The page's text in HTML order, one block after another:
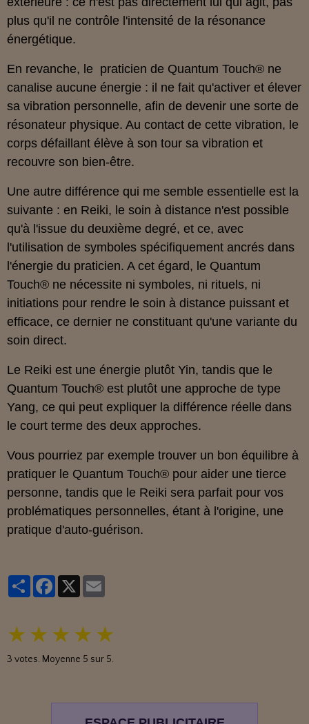
plus qu'il ne contrôle l'intensité de la résonance
énergétique.
En revanche, le praticien de Quantum Touch® ne
canalise aucune énergie : il ne fait qu'activer et élever
sa vibration personnelle, afin de devenir une sorte de
résonateur physique. Au contact de cette vibration, le
corps défaillant élève à son tour sa vibration et
recouvre son bien-être.
Une autre différence qui me semble essentielle est la
suivante : en Reiki, le soin à distance n'est possible
qu'à l'issue du deuxième degré, et ce, avec
l'utilisation de symboles spécifiquement ancrés dans
l'énergie du praticien. A cet égard, le Quantum
Touch® ne nécessite ni symboles, ni rituels, ni
initiations pour rendre le soin à distance puissant et
efficace, ce dernier ne constituant qu'une variante du
soin direct.
Le Reiki est une énergie plutôt Yin, tandis que le
Quantum Touch® est plutôt une approche de type
Yang, ce qui peut expliquer la différence réelle dans
le court terme des deux approches.
Vous pourriez par exemple trouver un bon équilibre à
pratiquer le Quantum Touch® pour aider une tierce
personne, tandis que le Reiki sera parfait pour vos
problématiques personnelles, étant à l'origine, une
pratique d'auto-guérison.
PartagerFacebook
★ ★ ★ ★ ★
3 votes. Moyenne 5 sur 5.